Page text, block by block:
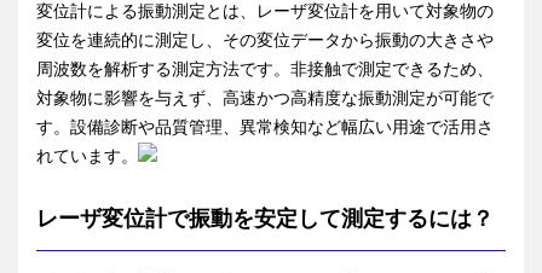
変位計による振動測定とは、レーザ変位計を用いて対象物の
変位を連続的に測定し、その変位データから振動の大きさや
周波数を解析する測定方法です。非接触で測定できるため、
対象物に影響を与えず、高速かつ高精度な振動測定が可能で
す。設備診断や品質管理、異常検知など幅広い用途で活用さ
れています。
レーザ変位計で振動を安定して測定するには？